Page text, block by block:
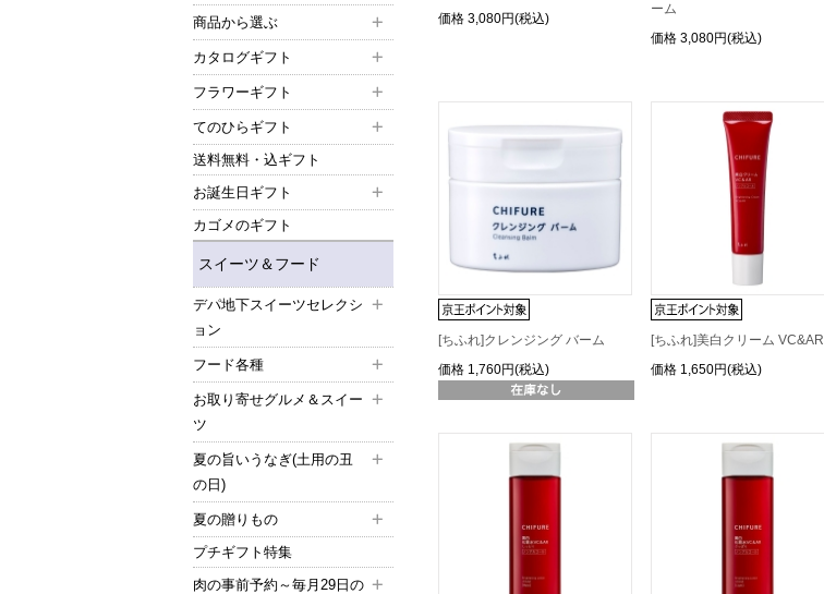
商品から選ぶ
カタログギフト
フラワーギフト
てのひらギフト
送料無料・込ギフト
お誕生日ギフト
カゴメのギフト
スイーツ＆フード
デパ地下スイーツセレクシ
ョン
フード各種
お取り寄せグルメ＆スイー
ツ
夏の旨いうなぎ(土用の丑
の日)
夏の贈りもの
プチギフト特集
肉の事前予約～毎月29日の
価格 3,080円(税込)
ーム
価格 3,080円(税込)
[ちふれ]クレンジング バーム
価格 1,760円(税込)
[ちふれ]美白クリーム VC&AR
価格 1,650円(税込)